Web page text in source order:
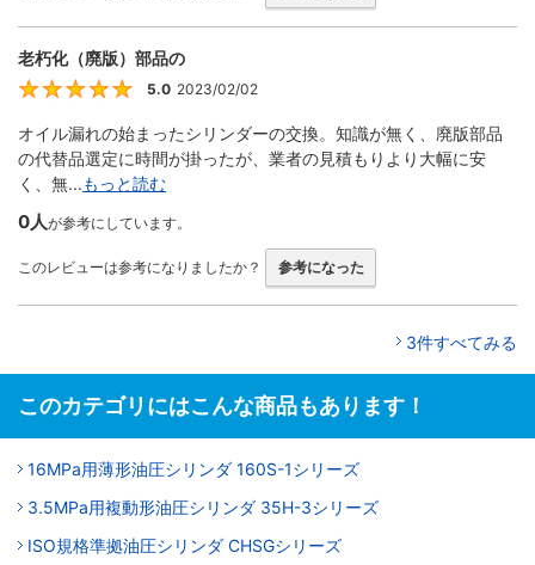
老朽化（廃版）部品の
5
5.0 2023/02/02
オイル漏れの始まったシリンダーの交換。知識が無く、廃版部品
の代替品選定に時間が掛ったが、業者の見積もりより大幅に安
く、無...もっと読む
0人が参考にしています。
このレビューは参考になりましたか？ 参考になった
3件すべてみる
このカテゴリにはこんな商品もあります！
16MPa用薄形油圧シリンダ 160S-1シリーズ
3.5MPa用複動形油圧シリンダ 35H-3シリーズ
ISO規格準拠油圧シリンダ CHSGシリーズ